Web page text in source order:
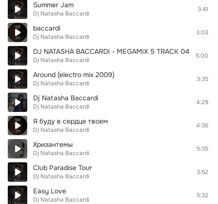
Summer Jam
Dj Natasha Baccardi
3:41
baccardi
Dj Natasha Baccardi
3:03
DJ NATASHA BACCARDI - MEGAMIX 5 TRACK 04
Dj Natasha Baccardi
5:00
Around (electro mix 2009)
Dj Natasha Baccardi
3:35
Dj Natasha Baccardi
Dj Natasha Baccardi
4:29
Я буду в сердце твоем
Dj Natasha Baccardi
4:36
Хризантемы
Dj Natasha Baccardi
5:35
Club Paradise Tour
Dj Natasha Baccardi
3:52
Easy Love
Dj Natasha Baccardi
5:32